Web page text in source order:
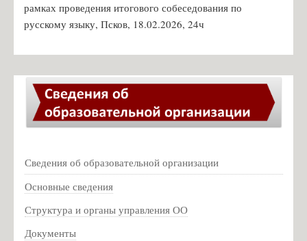
Шутова Л.В. - учитель физической культуры
Музей
Деятельность музея
Виртуальный музей. Экскурсии
Заочная викторина, посвященная Дню рождения В. Ф.
Маргелова
Мероприятия музея 2019г
Мероприятия музея 2021г
рамках проведения итогового собеседования по
русскому языку, Псков, 18.02.2026, 24ч
Сведения об образовательной организации
Основные сведения
Структура и органы управления ОО
Документы